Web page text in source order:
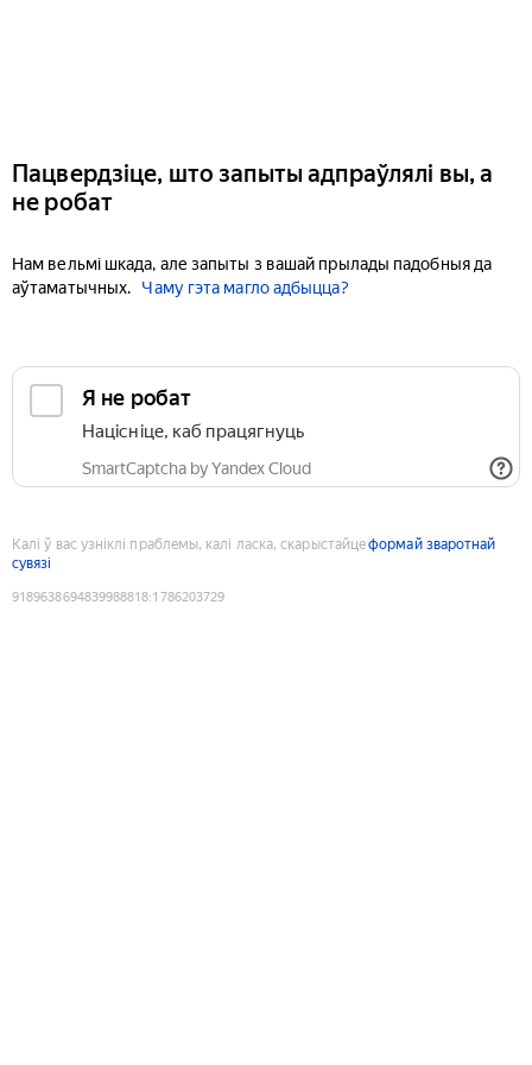
Пацвердзіце, што запыты адпраўлялі вы, а
не робат
Нам вельмі шкада, але запыты з вашай прылады падобныя да
аўтаматычных.
Чаму гэта магло адбыцца?
Я не робат
Націсніце, каб працягнуць
SmartCaptcha by Yandex Cloud
Калі ў вас узніклі праблемы, калі ласка, скарыстайцеформай зваротнай
сувязі
9189638694839988818:1786203729